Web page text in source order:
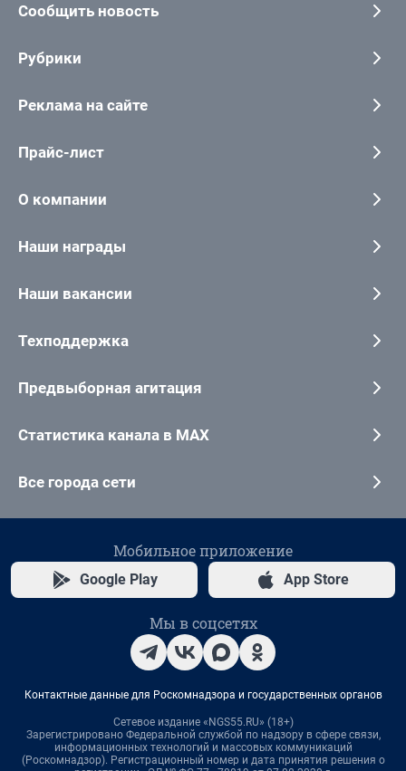
Сообщить новость
Рубрики
Реклама на сайте
Прайс-лист
О компании
Наши награды
Наши вакансии
Техподдержка
Предвыборная агитация
Статистика канала в MAX
Все города сети
Мобильное приложение
Google Play App Store
Мы в соцсетях
Контактные данные для Роскомнадзора и государственных органов
Сетевое издание «NGS55.RU» (18+)
Зарегистрировано Федеральной службой по надзору в сфере связи,
информационных технологий и массовых коммуникаций
(Роскомнадзор). Регистрационный номер и дата принятия решения о